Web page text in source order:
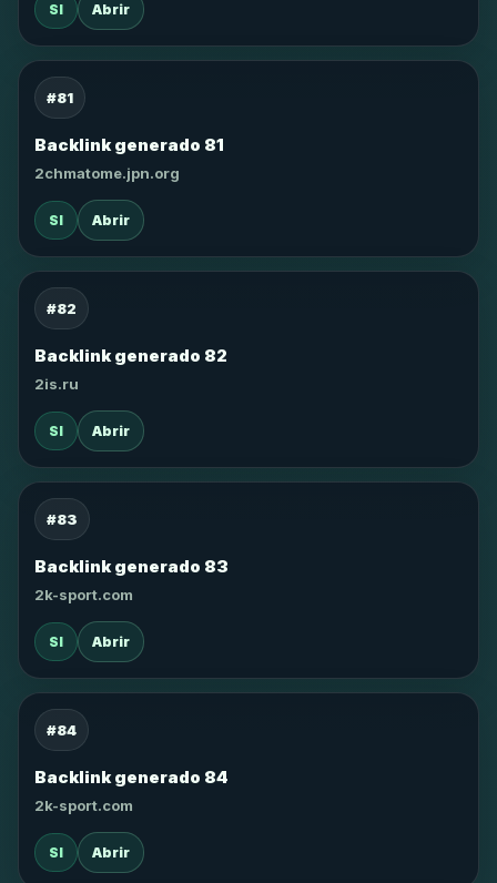
SI Abrir
#81
Backlink generado 81
2chmatome.jpn.org
SI Abrir
#82
Backlink generado 82
2is.ru
SI Abrir
#83
Backlink generado 83
2k-sport.com
SI Abrir
#84
Backlink generado 84
2k-sport.com
SI Abrir